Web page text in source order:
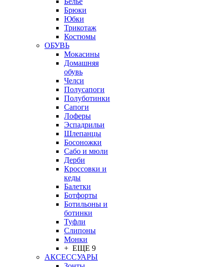
Брюки
Юбки
Трикотаж
Костюмы
ОБУВЬ
Мокасины
Домашняя
обувь
Челси
Полусапоги
Полуботинки
Сапоги
Лоферы
Эспадрильи
Шлепанцы
Босоножки
Сабо и мюли
Дерби
Кроссовки и
кеды
Балетки
Ботфорты
Ботильоны и
ботинки
Туфли
Слипоны
Монки
+ ЕЩЕ 9
АКСЕССУАРЫ